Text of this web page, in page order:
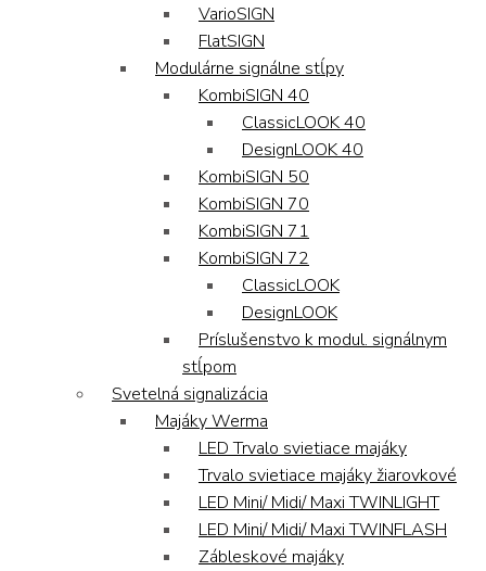
VarioSIGN
FlatSIGN
Modulárne signálne stĺpy
KombiSIGN 40
ClassicLOOK 40
DesignLOOK 40
KombiSIGN 50
KombiSIGN 70
KombiSIGN 71
KombiSIGN 72
ClassicLOOK
DesignLOOK
Príslušenstvo k modul. signálnym
stĺpom
Svetelná signalizácia
Majáky Werma
LED Trvalo svietiace majáky
Trvalo svietiace majáky žiarovkové
LED Mini/ Midi/ Maxi TWINLIGHT
LED Mini/ Midi/ Maxi TWINFLASH
Zábleskové majáky